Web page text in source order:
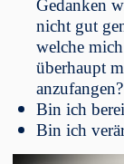
Gedanken
nicht gut
welche
überhaupt
anzufangen?
Bin ich
Bin ich